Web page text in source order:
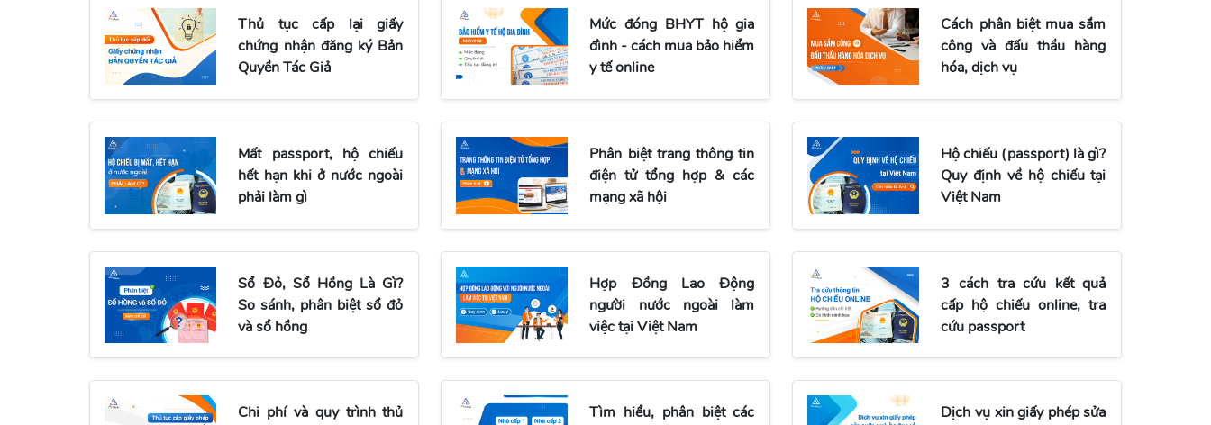
Thủ tục cấp lại giấy
chứng nhận đăng ký Bản
Quyền Tác Giả
Mức đóng BHYT hộ gia
đình - cách mua bảo hiểm
y tế online
Cách phân biệt mua sắm
công và đấu thầu hàng
hóa, dịch vụ
Mất passport, hộ chiếu
hết hạn khi ở nước ngoài
phải làm gì
Phân biệt trang thông tin
điện tử tổng hợp & các
mạng xã hội
Hộ chiếu (passport) là gì?
Quy định về hộ chiếu tại
Việt Nam
Sổ Đỏ, Sổ Hồng Là Gì?
So sánh, phân biệt sổ đỏ
và sổ hồng
Hợp Đồng Lao Động
người nước ngoài làm
việc tại Việt Nam
3 cách tra cứu kết quả
cấp hộ chiếu online, tra
cứu passport
Chi phí và quy trình thủ
Tìm hiểu, phân biệt các
Dịch vụ xin giấy phép sửa